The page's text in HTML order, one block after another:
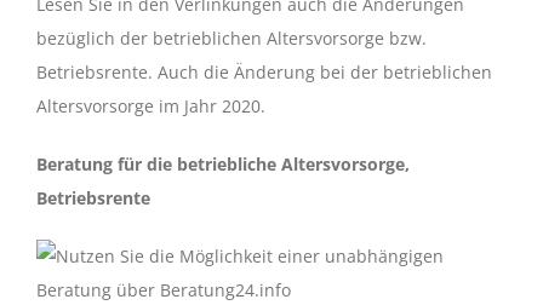
bezüglich der betrieblichen Altersvorsorge bzw.
Betriebsrente. Auch die Änderung bei der betrieblichen
Altersvorsorge im Jahr 2020.
Beratung für die betriebliche Altersvorsorge,
Betriebsrente